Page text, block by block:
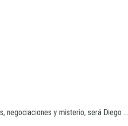
negociaciones y misterio, será Diego ...